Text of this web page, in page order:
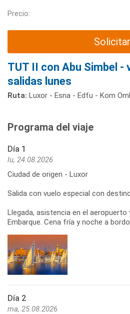
Precio:
Solicitar
TUT II con Abu Simbel -
salidas lunes
Ruta: Luxor - Esna - Edfu - Kom
Programa del viaje
Día 1
lu, 24.08.2026
Ciudad de origen - Luxor
Salida con vuelo especial con
Llegada, asistencia en el aeropuerto
Embarque. Cena fría y noche a bordo.
Día 2
ma, 25.08.2026